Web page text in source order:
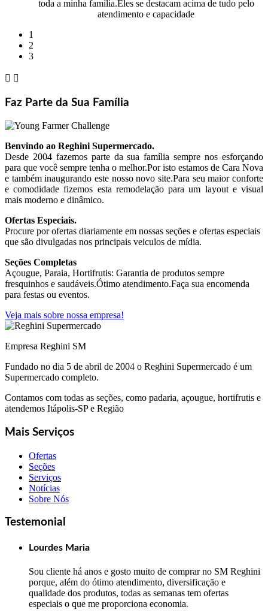
toda a minha família.Eles se destacam acima de tudo pelo
atendimento e capacidade
1
2
3
 
Faz Parte da Sua Família
Benvindo ao Reghini Supermercado.
Desde 2004 fazemos parte da sua família sempre nos esforçando
para que você sempre tenha o melhor.Por isto estamos de Cara Nova
e também inaugurando este nosso novo site.Para seu maior conforte
e comodidade fizemos esta remodelação para um layout e visual
mais moderno e dinâmico.
Ofertas Especiais.
Procure por ofertas diariamente em nossas seções e ofertas especiais
que são divulgadas nos principais veiculos de mídia.
Seções Completas
Açougue, Paraia, Hortifrutis: Garantia de produtos sempre
fresquinhos e saudáveis.Ótimo atendimento.Faça sua encomenda
para festas ou eventos.
Veja mais sobre nossa empresa!
Empresa Reghini SM
Fundado no dia 5 de abril de 2004 o Reghini Supermercado é um
Supermercado completo.
Contamos com todas as seções, como padaria, açougue, hortifrutis e
atendemos Itápolis-SP e Região
Mais Serviços
Ofertas
Seções
Serviços
Notícias
Sobre Nós
Testemonial
Lourdes Maria
Sou cliente há anos e gosto muito de comprar no SM Reghini
porque, além do ótimo atendimento, diversificação e
qualidade dos produtos, todas as semanas tem ofertas
especiais o que me proporciona economia.